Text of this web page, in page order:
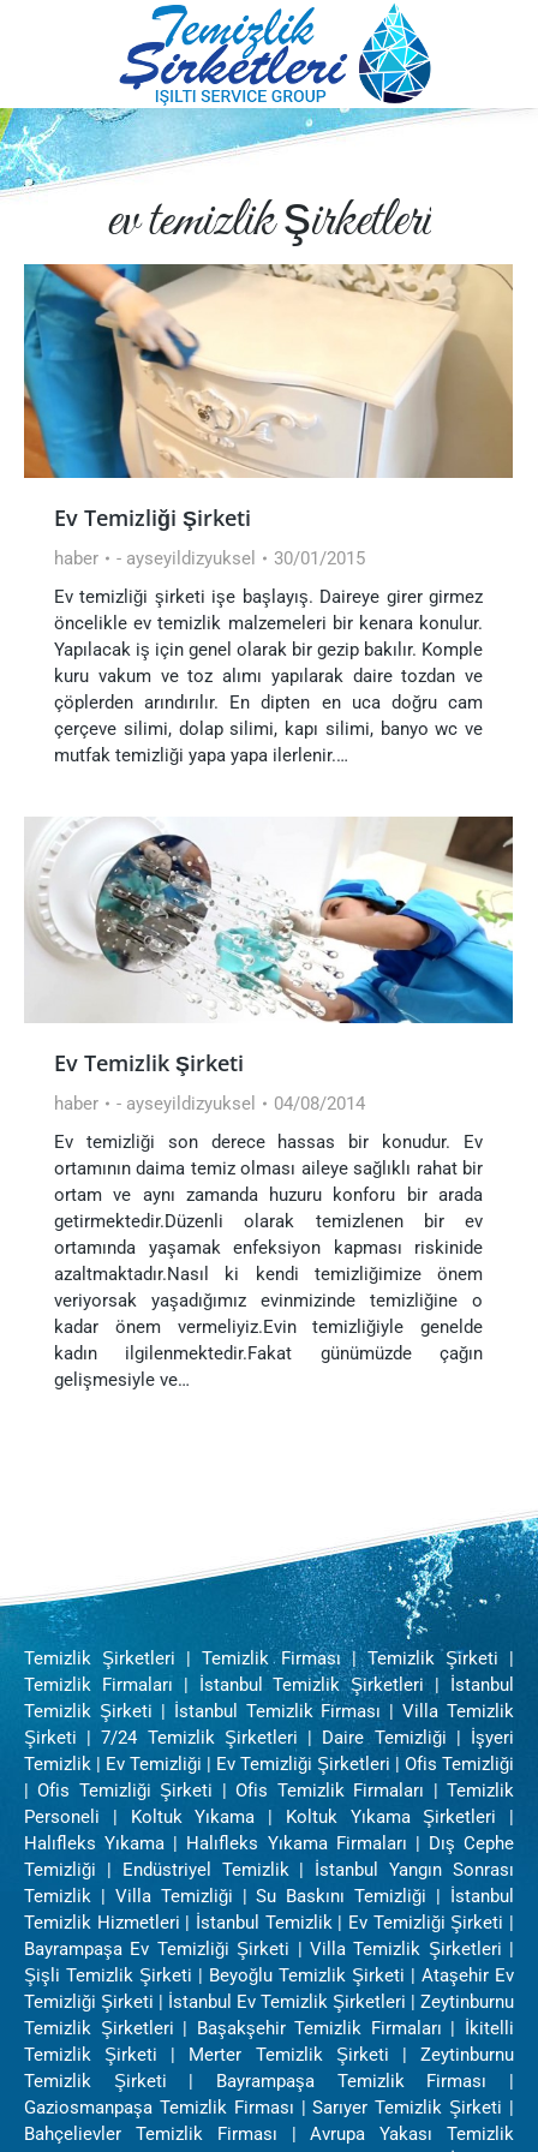
ev temizlik şirketleri
Ev Temizliği Şirketi
haber - ayseyildizyuksel
30/01/2015
Ev temizliği şirketi işe başlayış. Daireye girer girmez
öncelikle ev temizlik malzemeleri bir kenara konulur.
Yapılacak iş için genel olarak bir gezip bakılır. Komple
kuru vakum ve toz alımı yapılarak daire tozdan ve
çöplerden arındırılır. En dipten en uca doğru cam
çerçeve silimi, dolap silimi, kapı silimi, banyo wc ve
mutfak temizliği yapa yapa ilerlenir.…
Ev Temizlik Şirketi
haber - ayseyildizyuksel
04/08/2014
Ev temizliği son derece hassas bir konudur. Ev
ortamının daima temiz olması aileye sağlıklı rahat bir
ortam ve aynı zamanda huzuru konforu bir arada
getirmektedir.Düzenli olarak temizlenen bir ev
ortamında yaşamak enfeksiyon kapması riskinide
azaltmaktadır.Nasıl ki kendi temizliğimize önem
veriyorsak yaşadığımız evinmizinde temizliğine o
kadar önem vermeliyiz.Evin temizliğiyle genelde
kadın ilgilenmektedir.Fakat günümüzde çağın
gelişmesiyle ve…
Temizlik Şirketleri | Temizlik Firması | Temizlik Şirketi |
Temizlik Firmaları | İstanbul Temizlik Şirketleri | İstanbul
Temizlik Şirketi | İstanbul Temizlik Firması | Villa Temizlik
Şirketi | 7/24 Temizlik Şirketleri | Daire Temizliği | İşyeri
Temizlik | Ev Temizliği | Ev Temizliği Şirketleri | Ofis Temizliği
| Ofis Temizliği Şirketi | Ofis Temizlik Firmaları | Temizlik
Personeli | Koltuk Yıkama | Koltuk Yıkama Şirketleri |
Halıfleks Yıkama | Halıfleks Yıkama Firmaları | Dış Cephe
Temizliği | Endüstriyel Temizlik | İstanbul Yangın Sonrası
Temizlik | Villa Temizliği | Su Baskını Temizliği | İstanbul
Temizlik Hizmetleri | İstanbul Temizlik | Ev Temizliği Şirketi |
Bayrampaşa Ev Temizliği Şirketi | Villa Temizlik Şirketleri |
Şişli Temizlik Şirketi | Beyoğlu Temizlik Şirketi | Ataşehir Ev
Temizliği Şirketi | İstanbul Ev Temizlik Şirketleri | Zeytinburnu
Temizlik Şirketleri | Başakşehir Temizlik Firmaları | İkitelli
Temizlik Şirketi | Merter Temizlik Şirketi | Zeytinburnu
Temizlik Şirketi | Bayrampaşa Temizlik Firması |
Gaziosmanpaşa Temizlik Firması | Sarıyer Temizlik Şirketi |
Bahçelievler Temizlik Firması | Avrupa Yakası Temizlik